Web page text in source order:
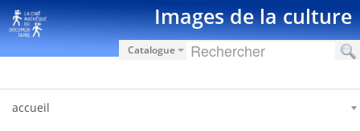
Saut au contenu Images de la culture
Catalogue
accueil